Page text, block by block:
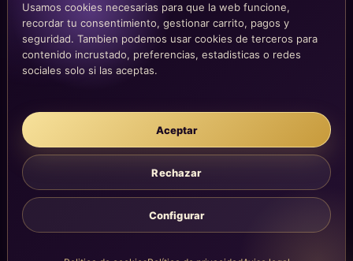
Usamos cookies necesarias para que la web funcione,
recordar tu consentimiento, gestionar carrito, pagos y
seguridad. Tambien podemos usar cookies de terceros para
contenido incrustado, preferencias, estadisticas o redes
sociales solo si las aceptas.
Aceptar
Rechazar
Configurar
Mi carrito
Checkout
Condiciones de compra
Envíos y devoluciones
LEGAL
Aviso legal
Privacidad
Cookies
La atención, dirección y correos quedan centralizados en la página